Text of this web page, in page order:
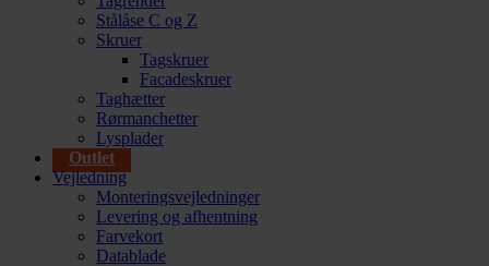
Stålåse C og Z
Skruer
Tagskruer
Facadeskruer
Taghætter
Rørmanchetter
Lysplader
Outlet
Vejledning
Monteringsvejledninger
Levering og afhentning
Farvekort
Datablade